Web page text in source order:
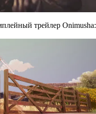
трейлер Onimusha: